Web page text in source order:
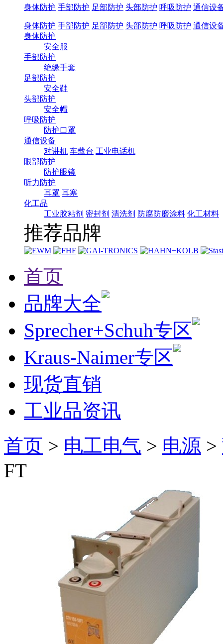
身体防护 手部防护 足部防护 头部防护 呼吸防护 通信设
身体防护 手部防护 足部防护 头部防护 呼吸防护 通信设
身体防护
安全服
手部防护
绝缘手套
足部防护
安全鞋
头部防护
安全帽
呼吸防护
防护口罩
通信设备
对讲机 车载台 工业电话机
眼部防护
防护眼镜
听力防护
耳罩 耳塞
化工品
工业胶粘剂 密封剂 清洗剂 防腐防磨涂料 化工材料
推荐品牌
首页
品牌大全
Sprecher+Schuh专区
Kraus-Naimer专区
现货直销
工业品资讯
首页 > 电工电气 > 电源 >
FT